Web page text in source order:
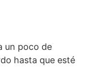
un poco de
hasta que esté